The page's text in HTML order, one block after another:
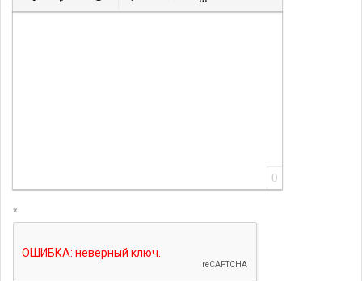
Вставить ссылку
Вставить защищенную ссылку
Вставить смайлик
Вставка скрытого текста
Вставка цитаты
Вставка спойлера
0
*